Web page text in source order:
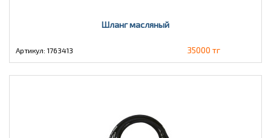
Шланг масляный
Артикул: 1763413 35000 тг